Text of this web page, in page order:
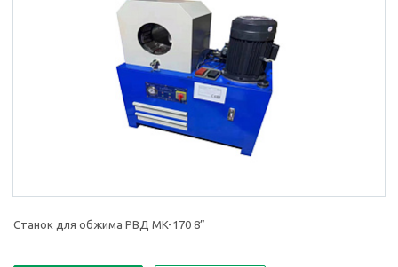
Станок для обжима РВД MK-170 8”